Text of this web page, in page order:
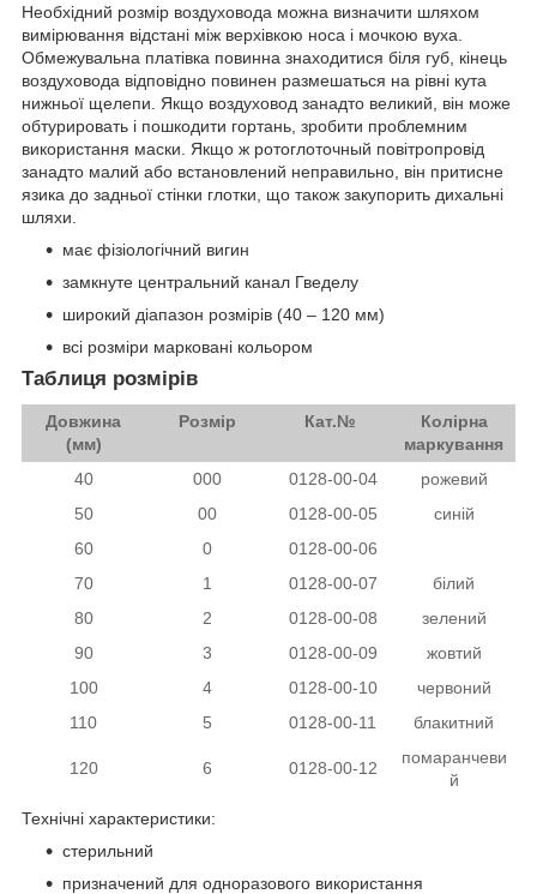
Необхідний розмір воздуховода можна визначити шляхом
вимірювання відстані між верхівкою носа і мочкою вуха.
Обмежувальна платівка повинна знаходитися біля губ, кінець
воздуховода відповідно повинен размешаться на рівні кута
нижньої щелепи. Якщо воздуховод занадто великий, він може
обтурировать і пошкодити гортань, зробити проблемним
використання маски. Якщо ж ротоглоточный повітропровід
занадто малий або встановлений неправильно, він притисне
язика до задньої стінки глотки, що також закупорить дихальні
шляхи.
має фізіологічний вигин
замкнуте центральний канал Гведелу
широкий діапазон розмірів (40 – 120 мм)
всі розміри марковані кольором
Таблиця розмірів
Довжина
(мм)
Розмір Кат.№
Колірна
маркування
40
000 0128-00-04
рожевий
50
00 0128-00-05
синій
60
0 0128-00-06
70
1 0128-00-07
білий
80
2 0128-00-08
зелений
90
3 0128-00-09
жовтий
100
4 0128-00-10
червоний
110
5 0128-00-11 блакитний
120 6 0128-00-12
помаранчеви
й
Технічні характеристики:
стерильний
призначений для одноразового використання